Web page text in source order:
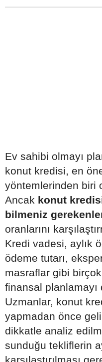
Ev sahibi olmayı
konut kredisi, en
yöntemlerinden biri
Ancak konut
bilmeniz
oranlarını
Kredi vadesi, aylık
ödeme tutarı,
masraflar gibi
finansal
Uzmanlar, konut
yapmadan önce
dikkatle analiz
sunduğu tekliflerin